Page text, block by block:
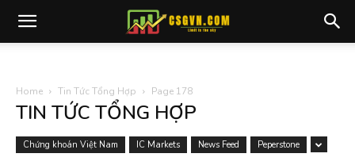
Home Tin Tức Tổng Hợp Page 178
TIN TỨC TỔNG HỢP
Chứng khoán Việt Nam IC Markets News Feed Peperstone